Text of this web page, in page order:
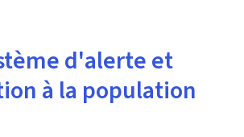
d'alerte et
à la population